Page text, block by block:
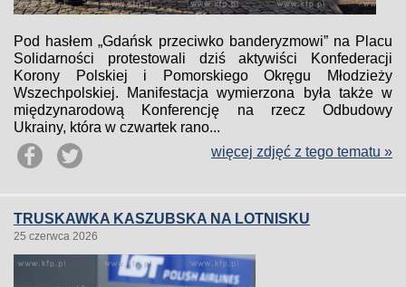
Pod hasłem „Gdańsk przeciwko banderyzmowi” na Placu
Solidarności protestowali dziś aktywiści Konfederacji
Korony Polskiej i Pomorskiego Okręgu Młodzieży
Wszechpolskiej. Manifestacja wymierzona była także w
międzynarodową Konferencję na rzecz Odbudowy
Ukrainy, która w czwartek rano...
więcej zdjęć z tego tematu »
TRUSKAWKA KASZUBSKA NA LOTNISKU
25 czerwca 2026